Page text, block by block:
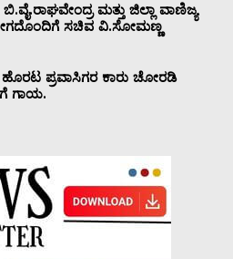
ಮತ್ತು ಜಿಲ್ಲಾ ವಾಣಿಜ್ಯ
ಸಚಿವ ವಿ‌.ಸೋಮಣ್ಣ
ಪ್ರವಾಸಿಗರ ಕಾರು ಚೋರಡಿ
ಗಾಯ.